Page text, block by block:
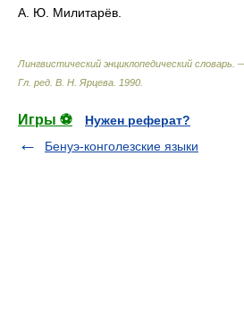
А. Ю. Милитарёв.
Лингвистический энциклопедический
Гл. ред. В. Н. Ярцева 1990
Игры ⚽
Нужен реферат?
Бенуэ-конголезские языки